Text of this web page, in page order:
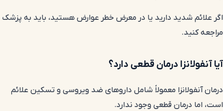
اگر علائم شدید دارید یا در معرض خطر عوارض هستید، باید به پزشک
مراجعه کنید.
آیا آنفولانزا درمان قطعی دارد؟
درمان آنفولانزا معمولاً شامل داروهای ضد ویروسی و تسکین علائم
است، اما درمان قطعی وجود ندارد.